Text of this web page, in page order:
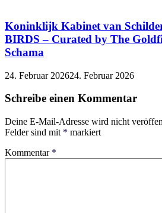
Koninklijk Kabinet van
BIRDS – Curated by The
Schama
24. Februar 202624. Februar 2026
Schreibe einen Kommentar
Deine E-Mail-Adresse wird nicht
Felder sind mit * markiert
Kommentar *